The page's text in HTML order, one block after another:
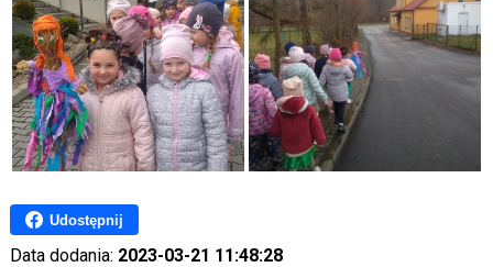
Udostępnij
Data dodania: 2023-03-21 11:48:28